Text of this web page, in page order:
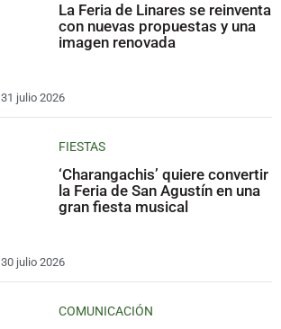
La Feria de Linares se reinventa
con nuevas propuestas y una
imagen renovada
31 julio 2026
FIESTAS
‘Charangachis’ quiere convertir
la Feria de San Agustín en una
gran fiesta musical
30 julio 2026
COMUNICACIÓN